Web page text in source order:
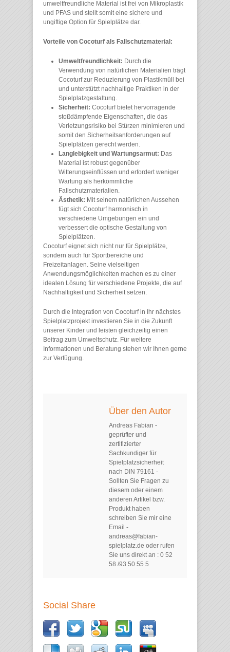
umweltfreundliche Material ist frei von Mikroplastik
und PFAS und stellt somit eine sichere und
ungiftige Option für Spielplätze dar. ​
Vorteile von Cocoturf als Fallschutzmaterial:
Umweltfreundlichkeit: Durch die
Verwendung von natürlichen Materialien trägt
Cocoturf zur Reduzierung von Plastikmüll bei
und unterstützt nachhaltige Praktiken in der
Spielplatzgestaltung. ​
Sicherheit: Cocoturf bietet hervorragende
stoßdämpfende Eigenschaften, die das
Verletzungsrisiko bei Stürzen minimieren und
somit den Sicherheitsanforderungen auf
Spielplätzen gerecht werden. ​
Langlebigkeit und Wartungsarmut: Das
Material ist robust gegenüber
Witterungseinflüssen und erfordert weniger
Wartung als herkömmliche
Fallschutzmaterialien. ​
Ästhetik: Mit seinem natürlichen Aussehen
fügt sich Cocoturf harmonisch in
verschiedene Umgebungen ein und
verbessert die optische Gestaltung von
Spielplätzen.
Cocoturf eignet sich nicht nur für Spielplätze,
sondern auch für Sportbereiche und
Freizeitanlagen. Seine vielseitigen
Anwendungsmöglichkeiten machen es zu einer
idealen Lösung für verschiedene Projekte, die auf
Nachhaltigkeit und Sicherheit setzen. ​
Durch die Integration von Cocoturf in Ihr nächstes
Spielplatzprojekt investieren Sie in die Zukunft
unserer Kinder und leisten gleichzeitig einen
Beitrag zum Umweltschutz. Für weitere
Informationen und Beratung stehen wir Ihnen gerne
zur Verfügung.
Über den Autor
Andreas Fabian -
geprüfter und
zertifizierter
Sachkundiger für
Spielplatzsicherheit
nach DIN 79161 -
Sollten Sie Fragen zu
diesem oder einem
anderen Artikel bzw.
Produkt haben
schreiben Sie mir eine
Email -
andreas@fabian-
spielplatz.de oder rufen
Sie uns direkt an : 0 52
58 /93 50 55 5
Social Share